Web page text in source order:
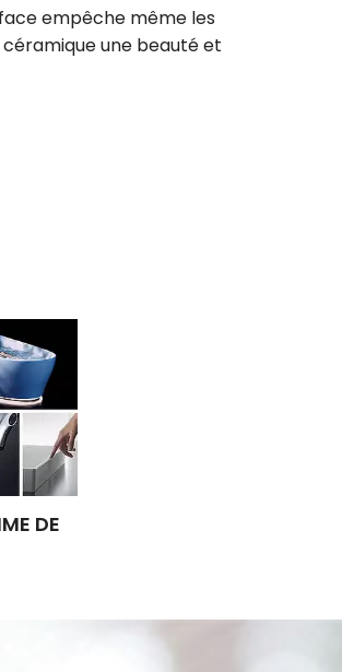
empêche même les
une beauté et
DE